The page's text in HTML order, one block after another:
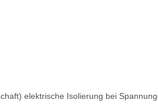
elektrische Isolierung bei